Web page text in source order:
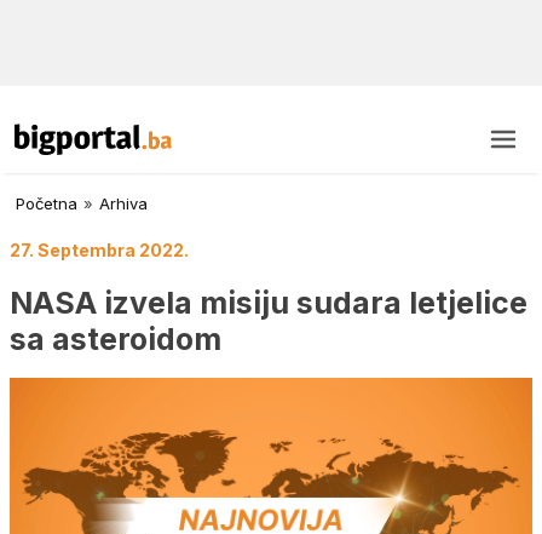
Početna » Arhiva
27. Septembra 2022.
NASA izvela misiju sudara letjelice
sa asteroidom